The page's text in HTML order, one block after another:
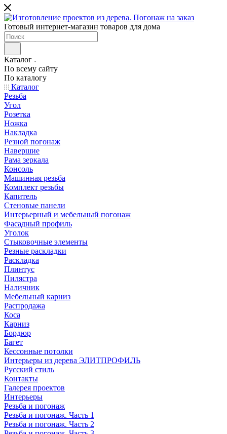
Готовый интернет-магазин товаров для дома
Каталог
По всему сайту
По каталогу
Каталог
Резьба
Угол
Розетка
Ножка
Накладка
Резной погонаж
Навершие
Рама зеркала
Консоль
Машинная резьба
Комплект резьбы
Капитель
Стеновые панели
Интерьерный и мебельный погонаж
Фасадный профиль
Уголок
Стыковочные элементы
Резные раскладки
Раскладка
Плинтус
Пилястра
Наличник
Мебельный карниз
Распродажа
Коса
Карниз
Бордюр
Багет
Кессонные потолки
Интерьеры из дерева ЭЛИТПРОФИЛЬ
Русский стиль
Контакты
Галерея проектов
Интерьеры
Резьба и погонаж
Резьба и погонаж. Часть 1
Резьба и погонаж. Часть 2